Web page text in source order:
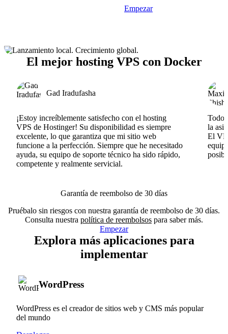
Empezar
El mejor hosting VPS con Docker
Gad Iradufasha
¡Estoy increíblemente satisfecho con el hosting
VPS de Hostinger! Su disponibilidad es siempre
excelente, lo que garantiza que mi sitio web
funcione a la perfección. Siempre que he necesitado
ayuda, su equipo de soporte técnico ha sido rápido,
competente y realmente servicial.
Todo
la
El
Garantía de reembolso de 30 días
Pruébalo sin riesgos con nuestra garantía de reembolso de 30 días.
Consulta nuestra política de reembolsos para saber más.
Empezar
Explora más aplicaciones para
implementar
WordPress
WordPress es el creador de sitios web y CMS más popular
del mundo